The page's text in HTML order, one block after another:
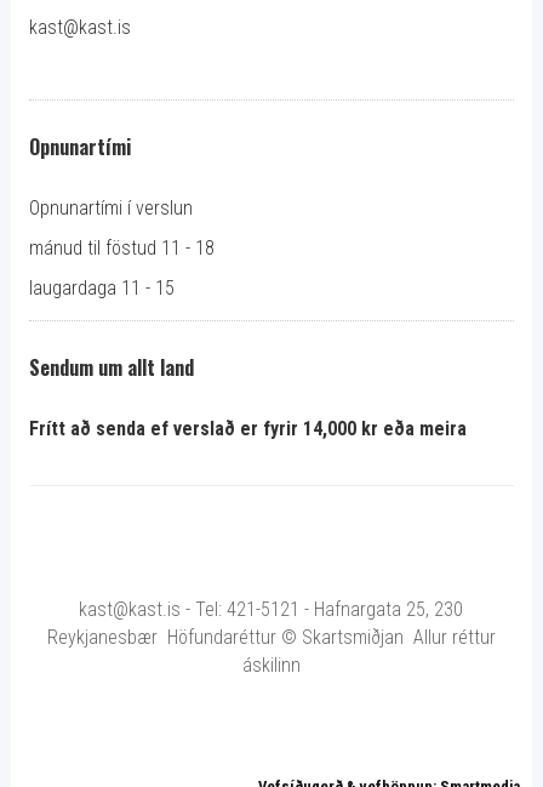
kast@kast.is
Opnunartími
Opnunartími í verslun
mánud til föstud 11 - 18
laugardaga 11 - 15
Sendum um allt land
Frítt að senda ef verslað er fyrir 14,000 kr eða meira
kast@kast.is - Tel: 421-5121 - Hafnargata 25, 230
Reykjanesbær Höfundaréttur © Skartsmiðjan Allur réttur
áskilinn